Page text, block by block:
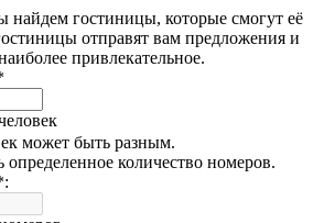
найдем гостиницы, которые смогут её
отправят вам предложения и
привлекательное.
может быть разным.
определенное количество номеров.
: